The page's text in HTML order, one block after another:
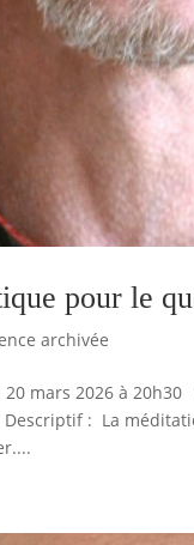
pour le
archivée
20 mars 2026 à
Descriptif : La